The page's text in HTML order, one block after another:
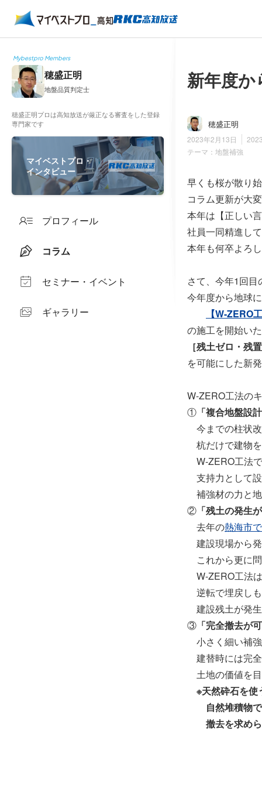
Mybestpro Members
穂盛正明
地盤品質判定士
穂盛正明プロは高知放送が厳正なる審査をした登録
専門家です
マイベストプロ・
インタビュー
プロフィール
コラム
セミナー・イベント
ギャラリー
新年度
穂盛正明
2023年2月13日
テーマ： 地盤補強
早くも桜が散り
コラム更新が大
本年は【正しい
社員一同精進し
本年も何卒よろ
さて、今年1回
今年度から地球
【W-ZERO
の施工を開始い
［残土ゼロ・残
を可能にした新
W-ZERO工法の
① 「複合地盤設
今までの柱状
杭だけで建物
W-ZERO工法
支持力として
補強材の力と
② 「残土の発生
去年の熱海市
建設現場から
これから更に
W-ZERO工法
逆転で埋戻し
建設残土が発
③ 「完全撤去が
小さく細い補
建替時には完
土地の価値を
※天然砕石を使
自然堆積物
撤去を求め